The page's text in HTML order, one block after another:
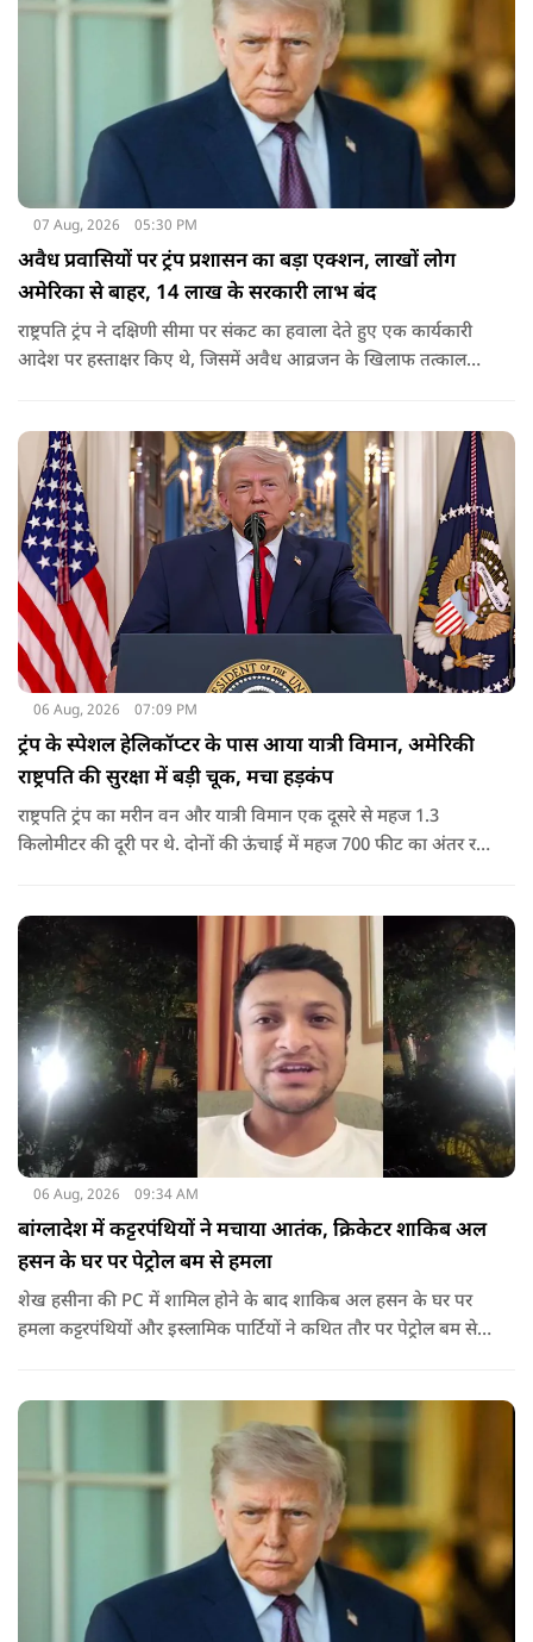
07 Aug, 2026 05:30 PM
अवैध प्रवासियों पर ट्रंप प्रशासन का बड़ा एक्शन, लाखों लोग
अमेरिका से बाहर, 14 लाख के सरकारी लाभ बंद
राष्ट्रपति ट्रंप ने दक्षिणी सीमा पर संकट का हवाला देते हुए एक कार्यकारी
आदेश पर हस्ताक्षर किए थे, जिसमें अवैध आव्रजन के खिलाफ तत्काल
06 Aug, 2026 07:09 PM
ट्रंप के स्पेशल हेलिकॉप्टर के पास आया यात्री विमान, अमेरिकी
राष्ट्रपति की सुरक्षा में बड़ी चूक, मचा हड़कंप
राष्ट्रपति ट्रंप का मरीन वन और यात्री विमान एक दूसरे से महज 1.3
किलोमीटर की दूरी पर थे. दोनों की ऊंचाई में महज 700 फीट का अंतर रह
06 Aug, 2026 09:34 AM
बांग्लादेश में कट्टरपंथियों ने मचाया आतंक, क्रिकेटर शाकिब अल
हसन के घर पर पेट्रोल बम से हमला
शेख हसीना की PC में शामिल होने के बाद शाकिब अल हसन के घर पर
हमला कट्टरपंथियों और इस्लामिक पार्टियों ने कथित तौर पर पेट्रोल बम से
जरिए संबोधन दिया था.